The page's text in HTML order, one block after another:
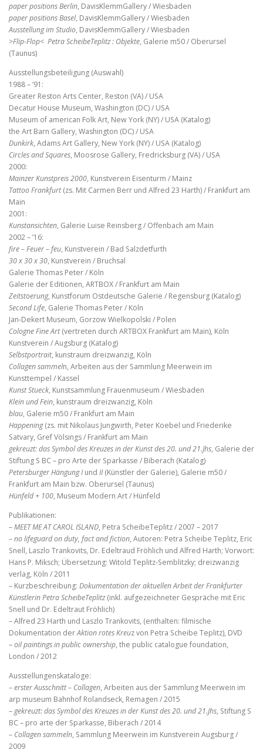
paper positions Berlin, DavisKlemmGallery / Wiesbaden
paper positions Basel, DavisKlemmGallery / Wiesbaden
Ausstellung im Studio, DavisKlemmGallery / Wiesbaden
>Flip-Flop< Petra ScheibeTeplitz : Objekte, Galerie m50 / Oberursel
(Taunus)
Ausstellungsbeteiligung (Auswahl)
1988 – ’91:
Greater Reston Arts Center, Reston (VA) / USA
Decatur House Museum, Washington (DC) / USA
Museum of american Folk Art, New York (NY) / USA (Katalog)
the Art Barn Gallery, Washington (DC) / USA
Dunkirk, Adams Art Gallery, New York (NY) / USA (Katalog)
Circles and Squares, Moosrose Gallery, Fredricksburg (VA) / USA
2000:
Mainzer Kunstpreis 2000, Kunstverein Eisenturm / Mainz
Tattoo Frankfurt(zs. Mit Carmen Berr und Alfred 23 Harth) / Frankfurt am
Main
2001:
Kunstansichten, Galerie Luise Reinsberg / Offenbach am Main
2002 – ’16:
fire – Feuer – feu, Kunstverein / Bad Salzdetfurth
30 x 30 x 30, Kunstverein / Bruchsal
Galerie Thomas Peter / Köln
Galerie der Editionen, ARTBOX / Frankfurt am Main
Zeitstoerung, Kunstforum Ostdeutsche Galerie / Regensburg (Katalog)
Second Life, Galerie Thomas Peter / Köln
Jan-Dekert Museum, Gorzow Wielkopolski / Polen
Cologne Fine Art(vertreten durch ARTBOX Frankfurt am Main), Köln
Kunstverein / Augsburg (Katalog)
Selbstportrait, kunstraum dreizwanzig, Köln
Collagen sammeln, Arbeiten aus der Sammlung Meerwein im
Kunsttempel / Kassel
Kunst Stueck, Kunstsammlung Frauenmuseum / Wiesbaden
Klein und Fein, kunstraum dreizwanzig, Köln
blau, Galerie m50 / Frankfurt am Main
Happening(zs. mit Nikolaus Jungwirth, Peter Koebel und Friederike
Satvary, Gref Völsings / Frankfurt am Main
gekreuzt: das Symbol des Kreuzes in der Kunst des 20. und 21.Jhs, Galerie der
Stiftung S BC – pro Arte der Sparkasse / Biberach (Katalog)
Petersburger Hängung Iund II(Künstler der Galerie), Galerie m50 /
Frankfurt am Main bzw. Oberursel (Taunus)
Hünfeld + 100, Museum Modern Art / Hünfeld
Publikationen:
–MEET ME AT CAROL ISLAND, Petra ScheibeTeplitz / 2007 – 2017
–no lifeguard on duty, fact and fiction, Autoren: Petra Scheibe Teplitz, Eric
Snell, Laszlo Trankovits, Dr. Edeltraud Fröhlich und Alfred Harth; Vorwort:
Hans P. Miksch; Übersetzung: Witold Teplitz-Semblitzky; dreizwanzig
verlag, Köln / 2011
– Kurzbeschreibung: Dokumentation der aktuellen Arbeit der Frankfurter
Künstlerin Petra ScheibeTeplitz(inkl. aufgezeichneter Gespräche mit Eric
Snell und Dr. Edeltraut Fröhlich)
– Alfred 23 Harth und Laszlo Trankovits, (enthalten: filmische
Dokumentation derAktion rotes Kreuz von Petra Scheibe Teplitz), DVD
–oil paintings in public ownership, the public catalogue foundation,
London / 2012
Ausstellungenskataloge:
–erster Ausschnitt – Collagen, Arbeiten aus der Sammlung Meerwein im
arp museum Bahnhof Rolandseck, Remagen / 2015
–gekreuzt: das Symbol des Kreuzes in der Kunst des 20. und 21.Jhs, Stiftung S
BC – pro arte der Sparkasse, Biberach / 2014
– Collagen sammeln, Sammlung Meerwein im Kunstverein Augsburg /
2009